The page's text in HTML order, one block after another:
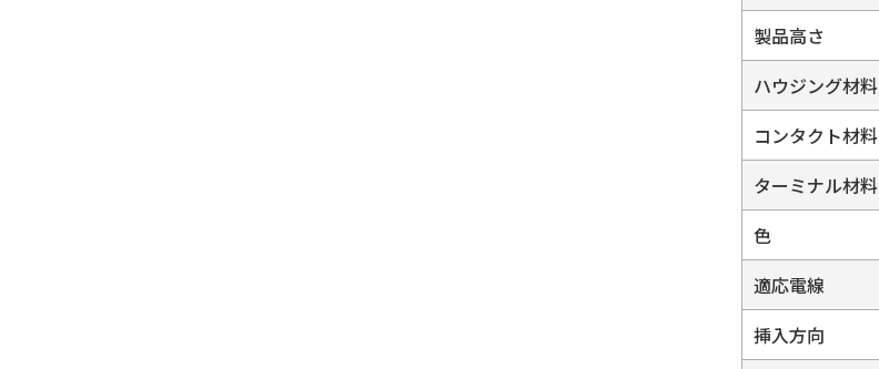
製品高さ
ハウジング材料
コンタクト材料
ターミナル材料
色
適応電線
挿入方向